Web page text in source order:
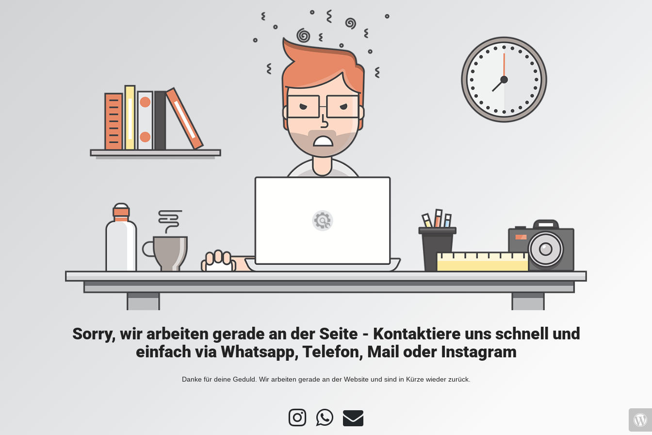
Sorry, wir arbeiten gerade an der Seite - Kontaktiere uns schnell und
einfach via Whatsapp, Telefon, Mail oder Instagram
Danke für deine Geduld. Wir arbeiten gerade an der Website und sind in Kürze wieder zurück.